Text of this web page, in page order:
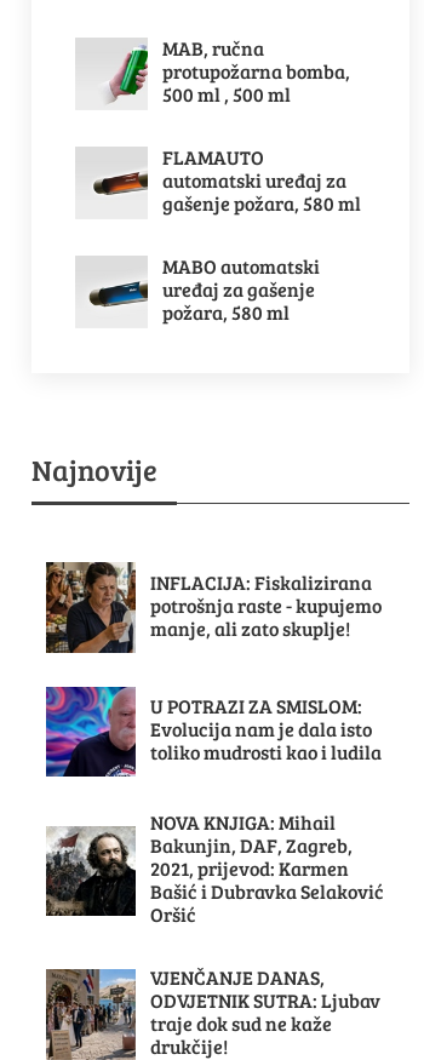
MAB, ručna
protupožarna bomba,
500 ml , 500 ml
FLAMAUTO
automatski uređaj za
gašenje požara, 580 ml
MABO automatski
uređaj za gašenje
požara, 580 ml
Najnovije
INFLACIJA: Fiskalizirana
potrošnja raste - kupujemo
manje, ali zato skuplje!
U POTRAZI ZA SMISLOM:
Evolucija nam je dala isto
toliko mudrosti kao i ludila
NOVA KNJIGA: Mihail
Bakunjin, DAF, Zagreb,
2021, prijevod: Karmen
Bašić i Dubravka Selaković
Oršić
VJENČANJE DANAS,
ODVJETNIK SUTRA: Ljubav
traje dok sud ne kaže
drukčije!